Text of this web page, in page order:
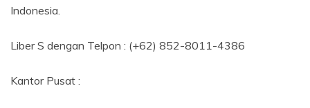
Indonesia.
Liber S dengan Telpon : (+62) 852-8011-4386
Kantor Pusat :